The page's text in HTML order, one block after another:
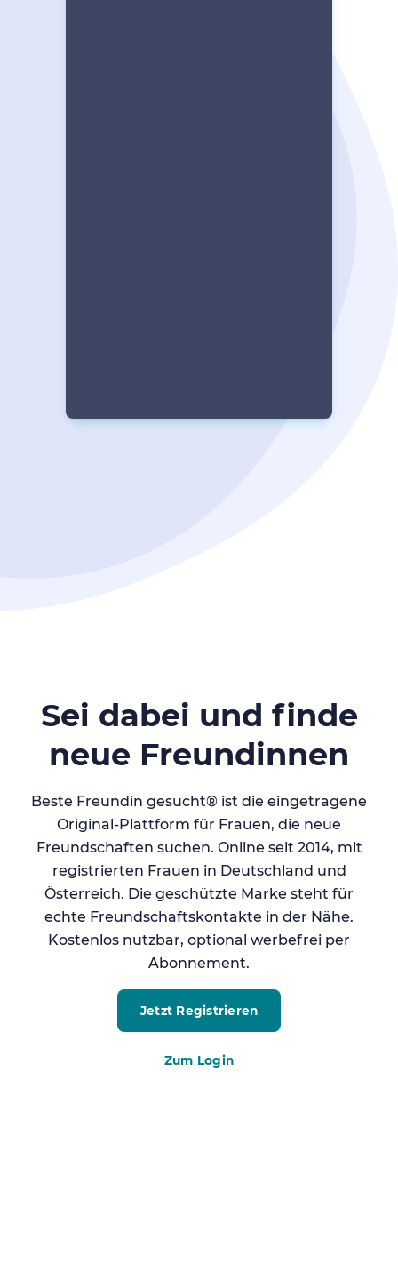
Sei dabei und finde
neue Freundinnen
Beste Freundin gesucht® ist die eingetragene
Original-Plattform für Frauen, die neue
Freundschaften suchen. Online seit 2014, mit
registrierten Frauen in Deutschland und
Österreich. Die geschützte Marke steht für
echte Freundschaftskontakte in der Nähe.
Kostenlos nutzbar, optional werbefrei per
Abonnement.
Jetzt Registrieren
Zum Login